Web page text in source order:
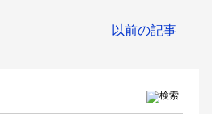
以前の記事